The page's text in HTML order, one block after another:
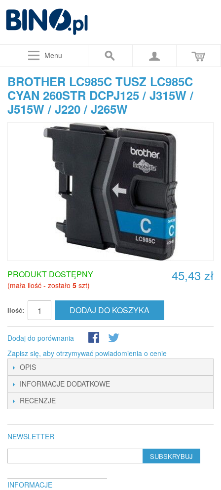
Menu
BROTHER LC985C TUSZ LC985C
CYAN 260STR DCPJ125 / J315W /
J515W / J220 / J265W
45,43 zł
PRODUKT DOSTĘPNY
(mała ilość - zostało 5 szt)
Ilość: DODAJ DO KOSZYKA
Dodaj do porównania
Zapisz się, aby otrzymywać powiadomienia o cenie
OPIS
INFORMACJE DODATKOWE
RECENZJE
NEWSLETTER
SUBSKRYBUJ
INFORMACJE